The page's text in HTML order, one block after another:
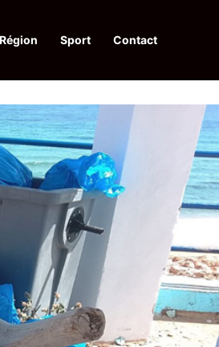
Région Sport Contact